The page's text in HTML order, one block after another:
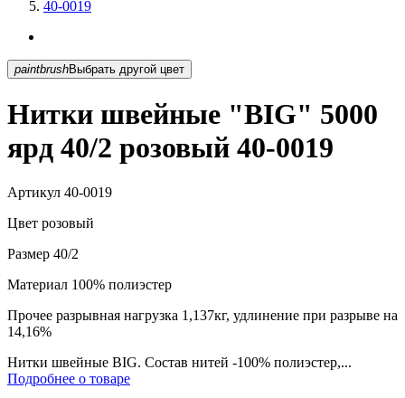
40-0019
paintbrush Выбрать другой цвет
Нитки швейные "BIG" 5000
ярд 40/2 розовый 40-0019
Артикул 40-0019
Цвет розовый
Размер 40/2
Материал 100% полиэстер
Прочее разрывная нагрузка 1,137кг, удлинение при разрыве на
14,16%
Нитки швейные BIG. Состав нитей -100% полиэстер,...
Подробнее о товаре